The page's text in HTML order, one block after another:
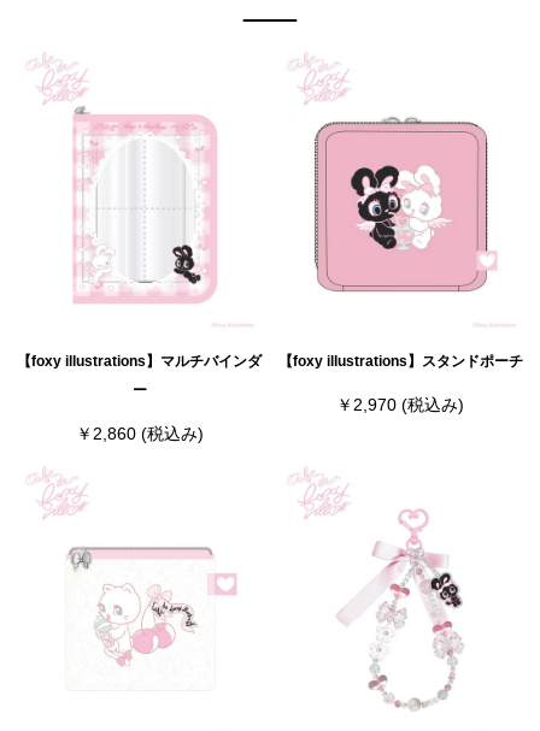
【foxy illustrations】マルチバインダ
ー
￥2,860 (税込み)
【foxy illustrations】スタンドポーチ
￥2,970(税込み)